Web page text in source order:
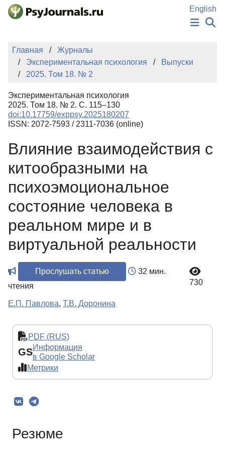
Перейти к основному содержанию
English
НОВОСТИ
КЛЮЧЕВЫЕ СЛОВА
Регистрация
Главная
Журналы
Экспериментальная психология
Выпуски
2025. Том 18. № 2
Экспериментальная психология
2025. Том 18. № 2. С. 115–130
doi:10.17759/exppsy.2025180207
ISSN: 2072-7593 / 2311-7036 (online)
Влияние взаимодействия с
китообразными на
психоэмоциональное
состояние человека в
реальном мире и в
виртуальной реальности
Прослушать статью
32 мин.
чтения
730
Е.П. Павлова, Т.В. Доронина
PDF (RUS)
GSИнформация
в Google Scholar
Метрики
Резюме